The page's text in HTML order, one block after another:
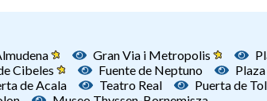
Gran Via i Metropolis
Cibeles Fuente de Neptuno
de Acala Teatro Real Puerta de